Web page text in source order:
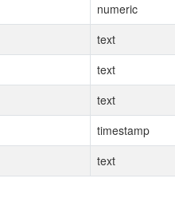
numeric
text
text
text
timestamp
text